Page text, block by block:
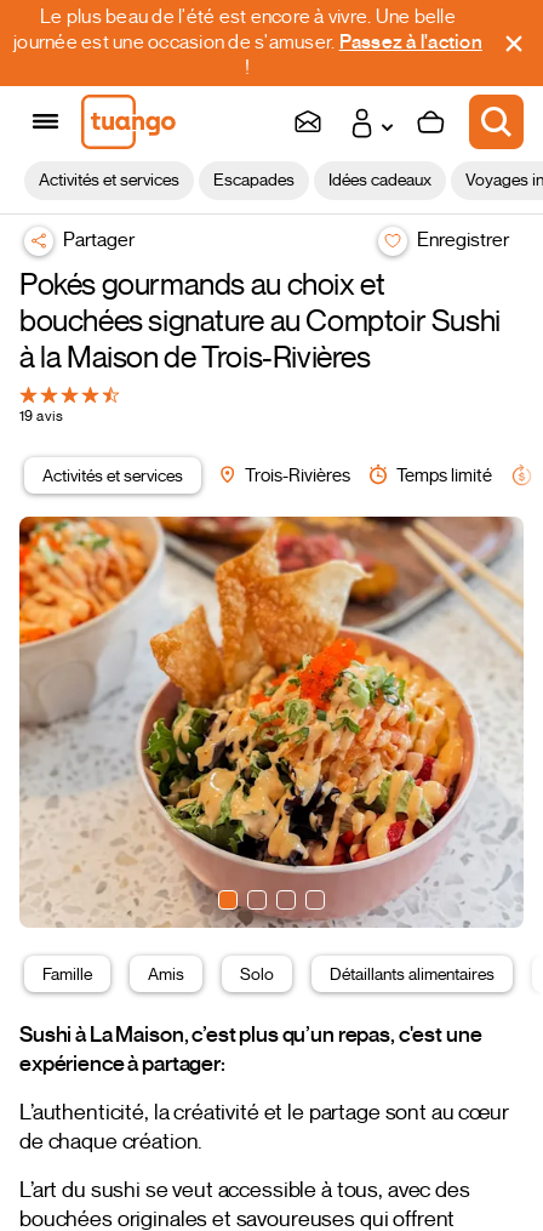
Le plus beau de l'été est encore à vivre. Une belle
journée est une occasion de s'amuser. Passez à l'action
!
Activités et services Escapades Idées cadeaux Voyages
Partager Enregistrer
Pokés gourmands au choix et
bouchées signature au Comptoir Sushi
à la Maison de Trois-Rivières
19 avis
Activités et services Trois-Rivières Temps limité
Famille Amis Solo Détaillants alimentaires
Sushi à La Maison, c’est plus qu’un repas, c'est une
expérience à partager:
L’authenticité, la créativité et le partage sont au cœur
de chaque création.
L’art du sushi se veut accessible à tous, avec des
bouchées originales et savoureuses qui offrent